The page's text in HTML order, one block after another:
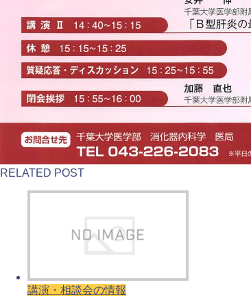
RELATED POST
講演・相談会の情報